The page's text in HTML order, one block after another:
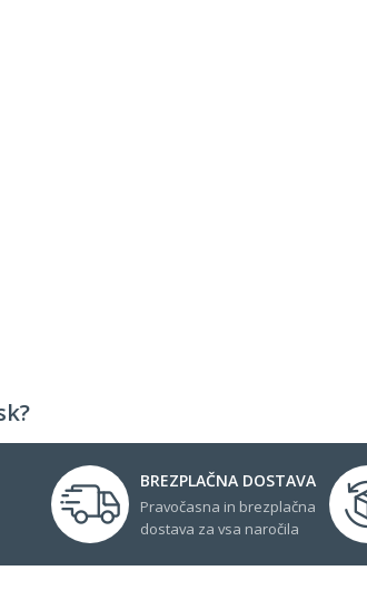
BREZPLAČNA DOSTAVA
Pravočasna in brezplačna
dostava za vsa naročila